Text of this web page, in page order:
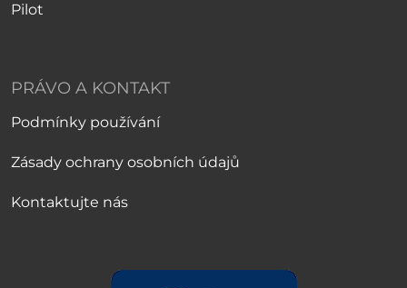
Pilot
PRÁVO A KONTAKT
Podmínky používání
Zásady ochrany osobních údajů
Kontaktujte nás